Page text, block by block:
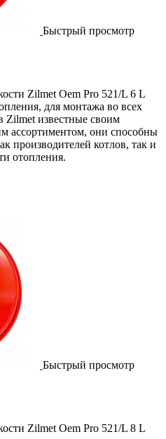
Быстрый просмотр
Zilmet Oem Pro 521/L 6 L
для монтажа во всех
Zilmet известные своим
ассортиментом, они способны
производителей котлов, так и
отопления.
Быстрый просмотр
Zilmet Oem Pro 521/L 8 L